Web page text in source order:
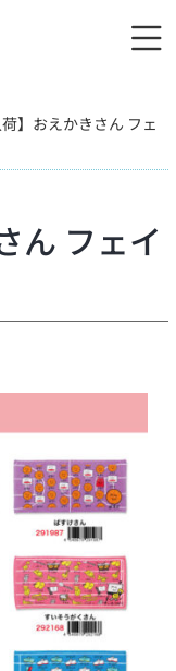
荷】おえかきさん フェ
ん フェイ